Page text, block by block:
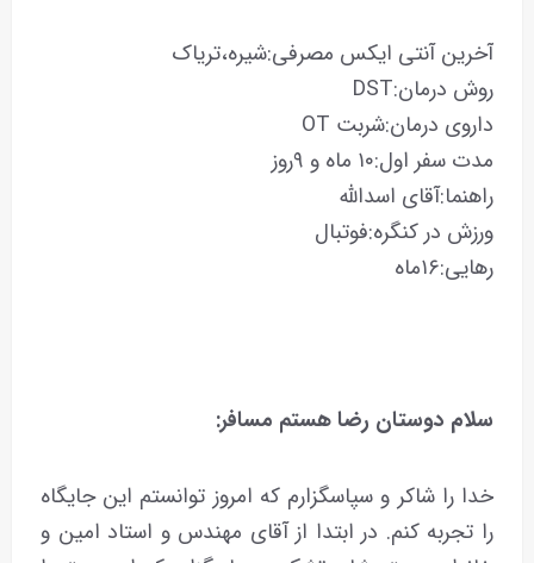
آخرین آنتی ایکس مصرفی:شیره،تریاک
روش درمان:DST
داروی درمان:شربت OT
مدت سفر اول:۱۰ ماه و ۹روز
راهنما:آقای اسدالله
ورزش در کنگره:فوتبال
رهایی:۱۶ماه
سلام دوستان رضاهستم مسافر:
خدا را شاکر و سپاسگزارم که امروز توانستم این جایگاه
را تجربه کنم. در ابتدا از آقای مهندس و استاد امین و